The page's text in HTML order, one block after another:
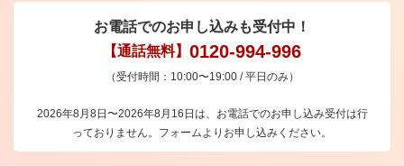
お電話でのお申し込みも受付中！
【通話無料】 0120-994-996
（受付時間：10:00〜19:00 / 平日のみ）
2026年8月8日〜2026年8月16日は、お電話でのお申し込み受付は行
っておりません。フォームよりお申し込みください。